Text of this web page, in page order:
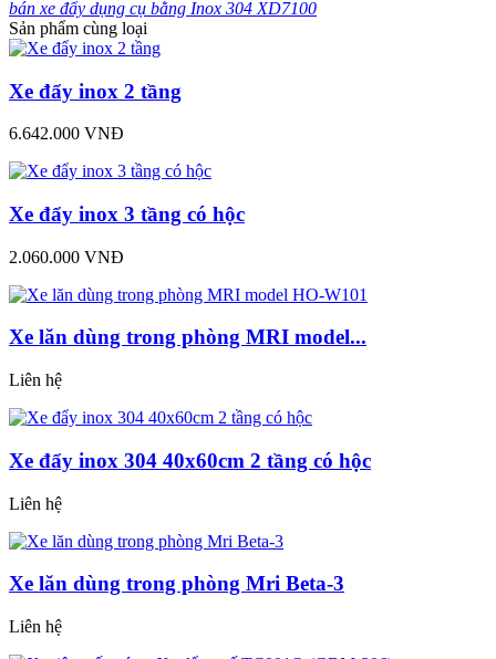
bán xe đẩy dụng cụ bằng Inox 304 XD7100
Sản phẩm cùng loại
Xe đẩy inox 2 tầng
6.642.000 VNĐ
Xe đẩy inox 3 tầng có hộc
2.060.000 VNĐ
Xe lăn dùng trong phòng MRI model...
Liên hệ
Xe đẩy inox 304 40x60cm 2 tầng có hộc
Liên hệ
Xe lăn dùng trong phòng Mri Beta-3
Liên hệ